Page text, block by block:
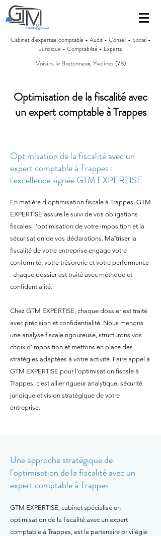
Cabinet d'expertise comptable - Audit - Conseil - Social -
Juridique - Comptabilité - Experts
Voisins le Bretonneux, Yvelines (78)
Optimisation de la fiscalité avec
un expert comptable à Trappes
Optimisation de la fiscalité avec un
expert comptable à Trappes :
l'excellence signée GTM EXPERTISE
En matière d'optimisation fiscale à Trappes, GTM
EXPERTISE assure le suivi de vos obligations
fiscales, l'optimisation de votre imposition et la
sécurisation de vos déclarations. Maîtriser la
fiscalité de votre entreprise engage votre
conformité, votre trésorerie et votre performance
: chaque dossier est traité avec méthode et
confidentialité.
Chez GTM EXPERTISE, chaque dossier est traité
avec précision et confidentialité. Nous menons
une analyse fiscale rigoureuse, structurons vos
choix d'imposition et mettons en place des
stratégies adaptées à votre activité. Faire appel à
GTM EXPERTISE pour l'optimisation fiscale à
Trappes, c'est allier rigueur analytique, sécurité
juridique et vision stratégique de votre
entreprise.
Une approche stratégique de
l'optimisation de la fiscalité avec un
expert comptable à Trappes
GTM EXPERTISE, cabinet spécialisé en
optimisation de la fiscalité avec un expert
comptable à Trappes, est le partenaire privilégié